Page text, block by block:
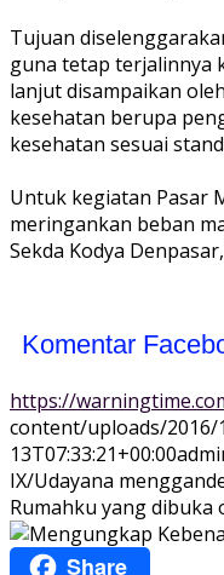
Tujuan
guna tetap terjalinnya
lanjut disampaikan
kesehatan berupa
kesehatan sesuai
Untuk kegiatan Pasar
meringankan beban
Sekda Kodya
Komentar
https://
content/uploads/
13T07:33:21+00:00
IX/Udayana
Rumahku yang dibuka
Share